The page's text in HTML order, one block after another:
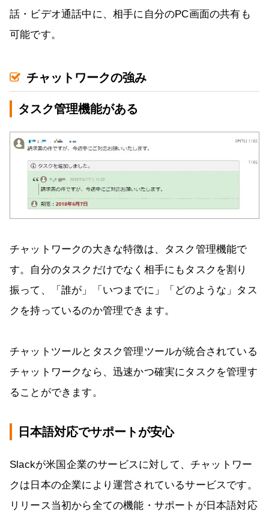
話・ビデオ通話中に、相手に自分のPC画面の共有も
可能です。
チャットワークの強み
タスク管理機能がある
チャットワークの大きな特徴は、タスク管理機能で
す。自分のタスクだけでなく相手にもタスクを割り
振って、「誰が」「いつまでに」「どのような」タス
クを持っているのか管理できます。
チャットツールとタスク管理ツールが統合されている
チャットワークなら、迅速かつ確実にタスクを管理す
ることができます。
日本語対応でサポートが安心
Slackが米国企業のサービスに対して、チャットワー
クは日本の企業により運営されているサービスです。
リリース当初から全ての機能・サポートが日本語対応